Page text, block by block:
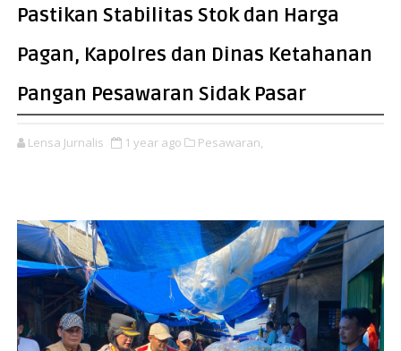
Pastikan Stabilitas Stok dan Harga
Pagan, Kapolres dan Dinas Ketahanan
Pangan Pesawaran Sidak Pasar
Lensa Jurnalis 1 year ago Pesawaran,